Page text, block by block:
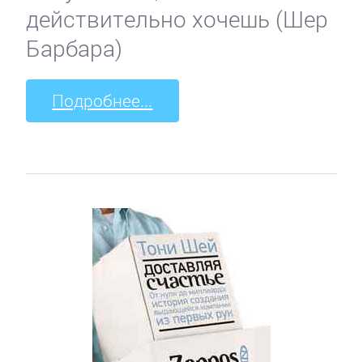
действительно хочешь (Шер
Барбара)
Подробнее...